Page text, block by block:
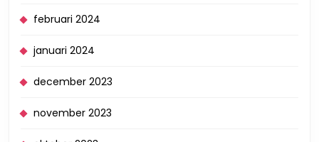
februari 2024
januari 2024
december 2023
november 2023